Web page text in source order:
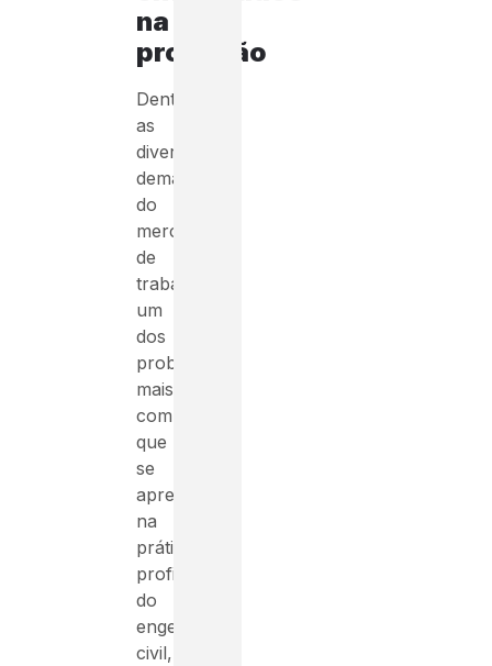
na
profissão
Dentre
as
diversas
demandas
do
mercado
de
trabalho,
um
dos
problemas
mais
comuns
que
se
apresentam
na
prática
profissional
do
engenheiro
civil,